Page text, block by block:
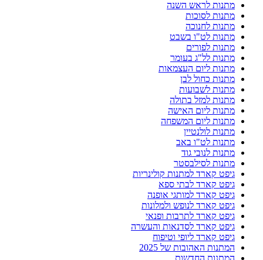
מתנות לראש השנה
מתנות לסוכות
מתנות לחנוכה
מתנות לט"ו בשבט
מתנות לפורים
מתנות לל"ג בעומר
מתנות ליום העצמאות
מתנות כחול לבן
מתנות לשבועות
מתנות למזל בתולה
מתנות ליום האישה
מתנות ליום המשפחה
מתנות לולנטיין
מתנות לט"ו באב
מתנות לנובי גוד
מתנות לסילבסטר
גיפט קארד למתנות קולינריות
גיפט קארד לבתי ספא
גיפט קארד למותגי אופנה
גיפט קארד לנופש ולמלונות
גיפט קארד לתרבות ופנאי
גיפט קארד לסדנאות והעשרה
גיפט קארד ליופי וטיפוח
המתנות האהובות של 2025
המתנות החדשות